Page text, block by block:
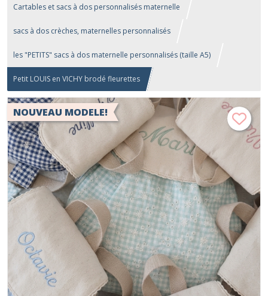
Cartables et sacs à dos personnalisés maternelle
sacs à dos crèches, maternelles personnalisés
les "PETITS" sacs à dos maternelle personnalisés (taille A5)
Petit LOUIS en VICHY brodé fleurettes
NOUVEAU MODELE!